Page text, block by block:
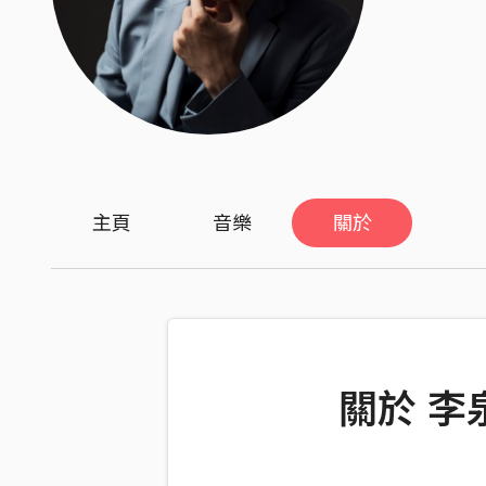
主頁 音樂 關於
關於 李